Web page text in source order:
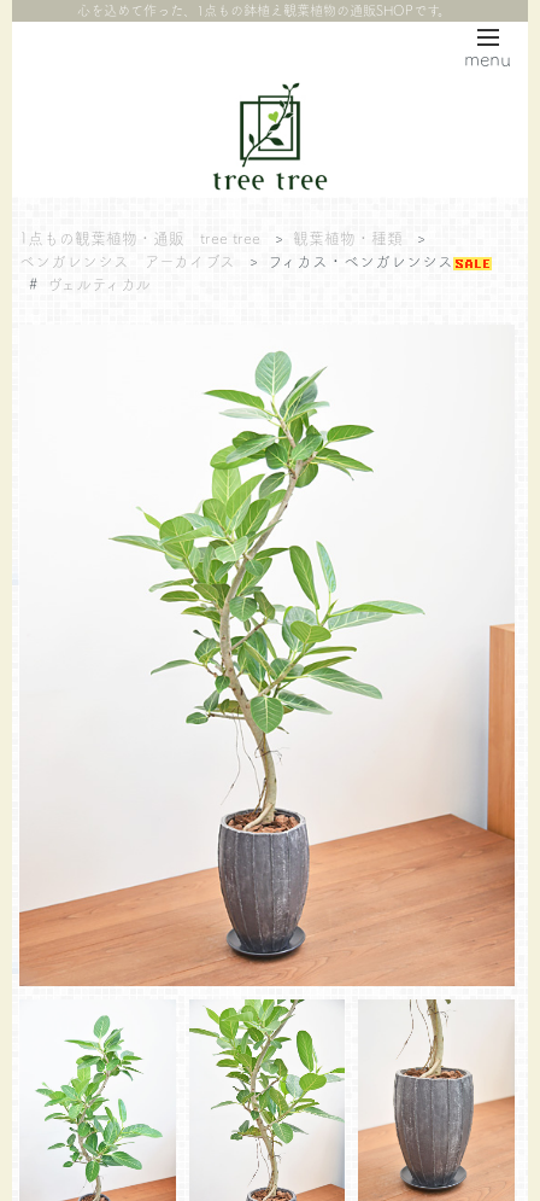
menu
心を込めて作った、1点もの鉢植え観葉植物の通販SHOPです。
1点もの観葉植物・通販 tree tree > 観葉植物・種類
>
ベンガレンシス アーカイブス
>
フィカス・ベンガレンシス
#
ヴェルティカル